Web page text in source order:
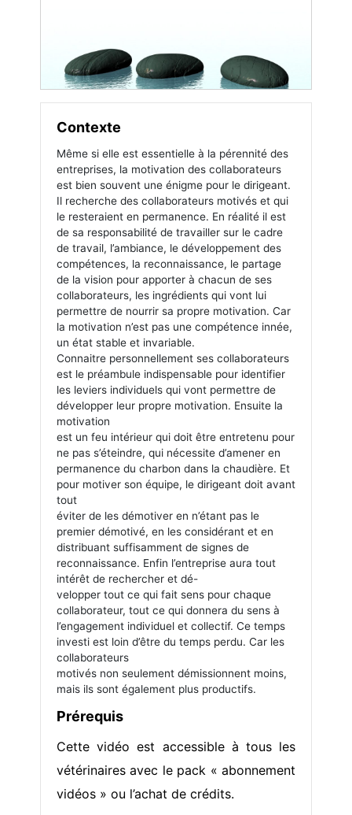
Contexte
Même si elle est essentielle à la pérennité des
entreprises, la motivation des collaborateurs
est bien souvent une énigme pour le dirigeant.
Il recherche des collaborateurs motivés et qui
le resteraient en permanence. En réalité il est
de sa responsabilité de travailler sur le cadre
de travail, l’ambiance, le développement des
compétences, la reconnaissance, le partage
de la vision pour apporter à chacun de ses
collaborateurs, les ingrédients qui vont lui
permettre de nourrir sa propre motivation. Car
la motivation n’est pas une compétence innée,
un état stable et invariable.
Connaitre personnellement ses collaborateurs
est le préambule indispensable pour identifier
les leviers individuels qui vont permettre de
développer leur propre motivation. Ensuite la
motivation
est un feu intérieur qui doit être entretenu pour
ne pas s’éteindre, qui nécessite d’amener en
permanence du charbon dans la chaudière. Et
pour motiver son équipe, le dirigeant doit avant
tout
éviter de les démotiver en n’étant pas le
premier démotivé, en les considérant et en
distribuant suffisamment de signes de
reconnaissance. Enfin l’entreprise aura tout
intérêt de rechercher et dé-
velopper tout ce qui fait sens pour chaque
collaborateur, tout ce qui donnera du sens à
l’engagement individuel et collectif. Ce temps
investi est loin d’être du temps perdu. Car les
collaborateurs
motivés non seulement démissionnent moins,
mais ils sont également plus productifs.
Prérequis
Cette vidéo est accessible à tous les
vétérinaires avec le pack « abonnement
vidéos » ou l’achat de crédits.